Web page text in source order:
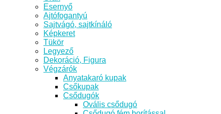
Esernyő
Ajtófogantyú
Sajtvágó, sajtkínáló
Képkeret
Tükör
Legyező
Dekoráció, Figura
Végzárók
Anyatakaró kupak
Csőkupak
Csődugók
Ovális csődugó